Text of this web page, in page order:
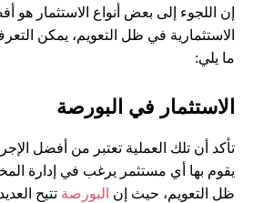
إن اللجوء إلى بعض أنواع الاستثمار هو
الاستثمارية في ظل التعويم، يمكن
ما يلي:
الاستثمار في البورصة
تأكد أن تلك العملية تعتبر من أفضل
يقوم بها أي مستثمر يرغب في إدارة
ظل التعويم، حيث إن البورصة تتيح